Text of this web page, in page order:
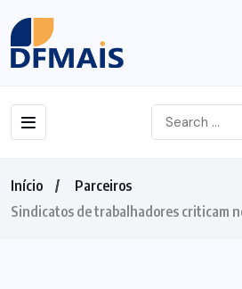
Início
Parceiros
Sindicatos de trabalhadores criticam